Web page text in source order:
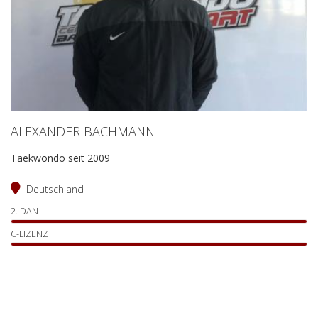
ALEXANDER BACHMANN
Taekwondo seit 2009
Deutschland
2. DAN
C-LIZENZ